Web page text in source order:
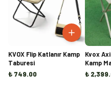
KVOX Flip Katlanır Kamp
Taburesi
₺ 749.00
Kvox
Kamp
₺